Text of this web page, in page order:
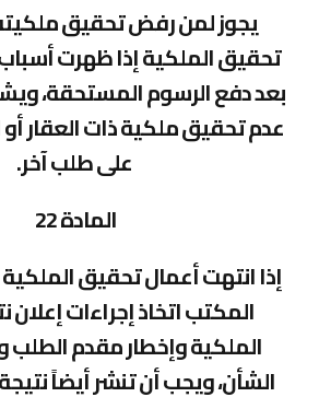
يجوز لمن رفض تحقيق
تحقيق الملكية إذا ظهرت
بعد دفع الرسوم المستحقة،
عدم تحقيق ملكية ذات العقار أو
على طلب آخر.
المادة 22
إذا انتهت أعمال تحقيق الملكية
المكتب اتخاذ إجراءات
الملكية وإخطار مقدم
الشأن، ويجب أن تنشر أيضاً